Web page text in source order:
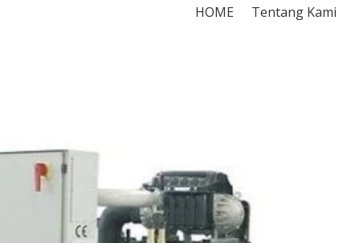
HOME Tentang Kami